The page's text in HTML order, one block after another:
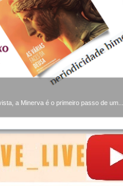
a Minerva é o primeiro passo de um...